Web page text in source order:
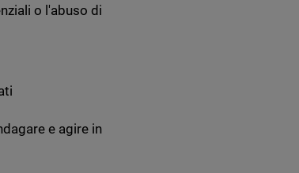
o l'abuso di
e agire in